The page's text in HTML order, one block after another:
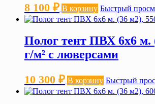
8 100 ₽ В корзину Быстрый
Полог тент ПВХ 6х6 м.
г/м² с люверсами
10 300 ₽ В корзину Быстрый